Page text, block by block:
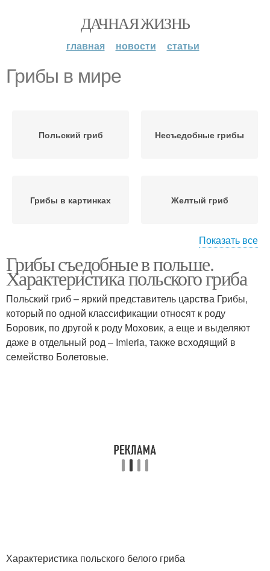
ДАЧНАЯ ЖИЗНЬ
главная новости статьи
Грибы в мире
Польский гриб Несъедобные грибы
Грибы в картинках Желтый гриб
Съедобные грибы Необычные грибы
Показать все
Грибы съедобные в польше.
Характеристика польского гриба
Польский гриб – яркий представитель царства Грибы,
который по одной классификации относят к роду
Боровик, по другой к роду Моховик, а еще и выделяют
даже в отдельный род – Imlеria, также всходящий в
семейство Болетовые.
Характеристика польского белого гриба